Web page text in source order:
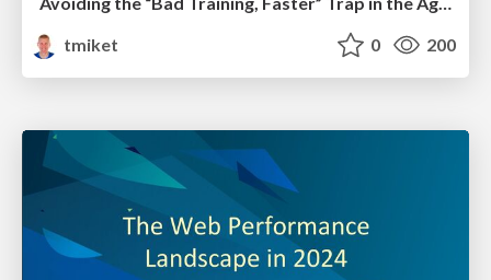
tmiket
0 200